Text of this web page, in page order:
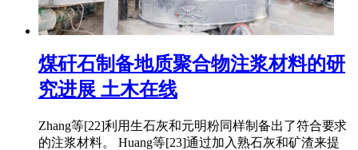
煤矸石制备地质聚合物注浆材料的研
究进展 土木在线
Zhang等[22]利用生石灰和元明粉同样制备出了符合要求
的注浆材料。 Huang等[23]通过加入熟石灰和矿渣来提